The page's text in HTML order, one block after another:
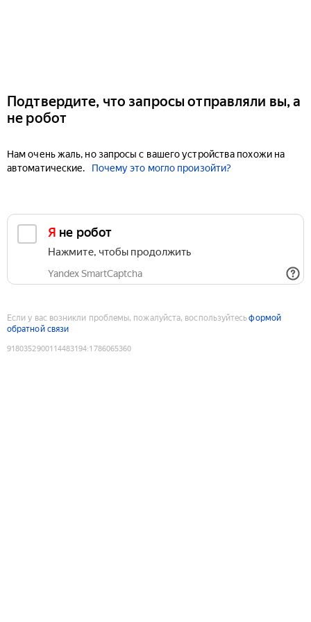
Подтвердите, что запросы отправляли вы, а
не робот
Нам очень жаль, но запросы с вашего устройства похожи на
автоматические.
Почему это могло произойти?
Я не робот
Нажмите, чтобы продолжить
Yandex SmartCaptcha
Если у вас возникли проблемы, пожалуйста, воспользуйтесьформой
обратной связи
9180352900114483194:1786065360